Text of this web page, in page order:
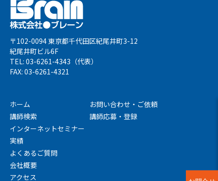
〒102-0094 東京都千代田区紀尾井町3-12
紀尾井町ビル6F
TEL: 03-6261-4343（代表）
FAX: 03-6261-4321
ホーム
講師検索
インターネットセミナー
実績
よくあるご質問
会社概要
アクセス
お問い合わせ・ご依頼
講師応募・登録